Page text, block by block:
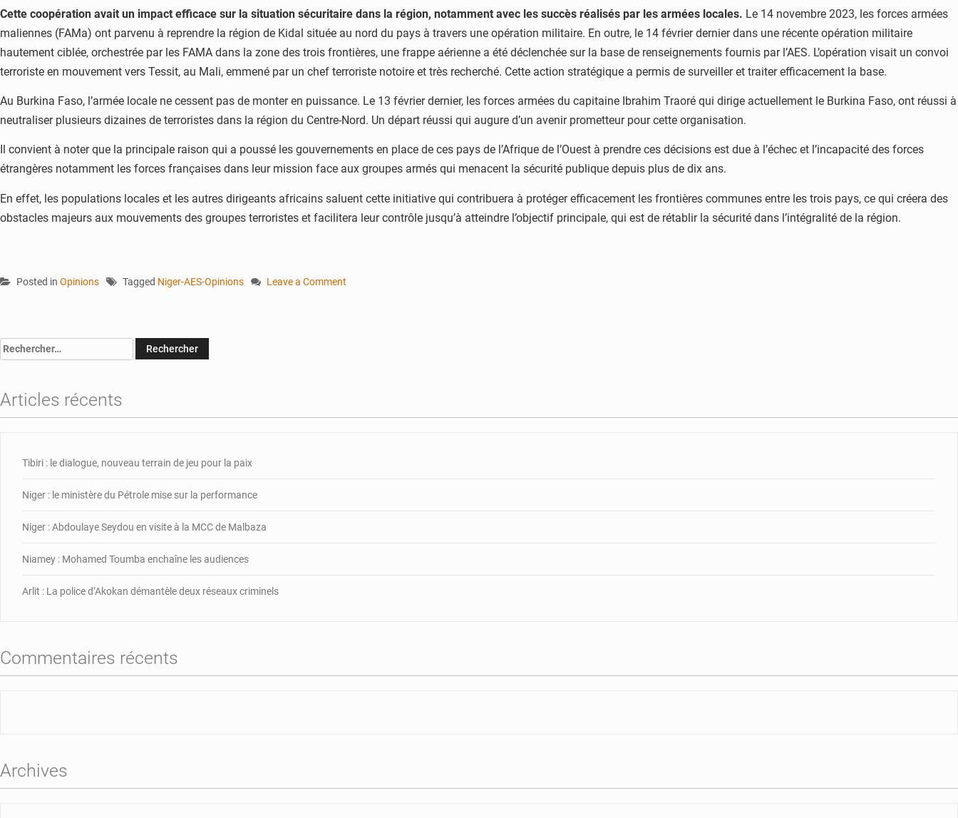
Cette coopération avait un impact efficace sur la situation sécuritaire dans la région, notamment avec les succès réalisés par les armées locales. Le 14 novembre 2023, les forces armées
maliennes (FAMa) ont parvenu à reprendre la région de Kidal située au nord du pays à travers une opération militaire. En outre, le 14 février dernier dans une récente opération militaire
hautement ciblée, orchestrée par les FAMA dans la zone des trois frontières, une frappe aérienne a été déclenchée sur la base de renseignements fournis par l’AES. L’opération visait un convoi
terroriste en mouvement vers Tessit, au Mali, emmené par un chef terroriste notoire et très recherché. Cette action stratégique a permis de surveiller et traiter efficacement la base.
Au Burkina Faso, l’armée locale ne cessent pas de monter en puissance. Le 13 février dernier, les forces armées du capitaine Ibrahim Traoré qui dirige actuellement le Burkina Faso, ont réussi à
neutraliser plusieurs dizaines de terroristes dans la région du Centre-Nord. Un départ réussi qui augure d’un avenir prometteur pour cette organisation.
Il convient à noter que la principale raison qui a poussé les gouvernements en place de ces pays de l’Afrique de l’Ouest à prendre ces décisions est due à l’échec et l’incapacité des forces
étrangères notamment les forces françaises dans leur mission face aux groupes armés qui menacent la sécurité publique depuis plus de dix ans.
En effet, les populations locales et les autres dirigeants africains saluent cette initiative qui contribuera à protéger efficacement les frontières communes entre les trois pays, ce qui créera des
obstacles majeurs aux mouvements des groupes terroristes et facilitera leur contrôle jusqu’à atteindre l’objectif principale, qui est de rétablir la sécurité dans l’intégralité de la région.
Posted in Opinions Tagged Niger-AES-Opinions
Leave a Comment
le
Rechercher :
Articles récents
Tibiri : le dialogue, nouveau terrain de jeu pour la paix
Niger : le ministère du Pétrole mise sur la performance
Niger : Abdoulaye Seydou en visite à la MCC de Malbaza
Niamey : Mohamed Toumba enchaîne les audiences
Arlit : La police d’Akokan démantèle deux réseaux criminels
Commentaires récents
Archives